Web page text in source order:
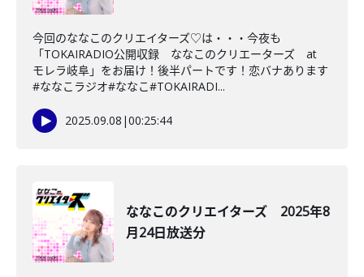
今回のななこのクリエイターズ♡は・・・今夜も
「TOKAIRADIO公開収録 ななこのクリエーターズ at
モレラ岐阜」をお届け！後半パートです！恋バナあります
#ななこラジオ#ななこ#TOKAIRADI...
2025.09.08 |00:25:44
ななこのクリエイターズ 2025年8
月24日放送分